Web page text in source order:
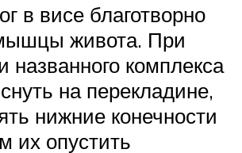
в висе благотворно
живота. При
названного комплекса
на перекладине,
нижние конечности
их опустить